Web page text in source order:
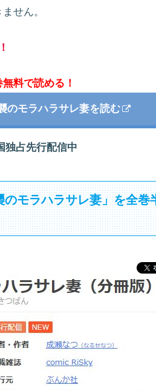
せん。
料で読める！
のモラハラサレ妻を読む
独占先行配信中
モラハラサレ妻」を全巻